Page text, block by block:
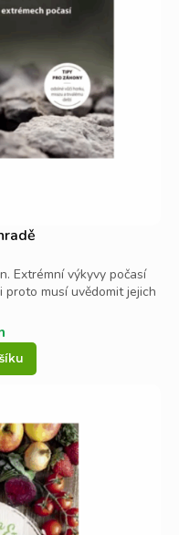
Extrémní výkyvy počasí
proto musí uvědomit jejich